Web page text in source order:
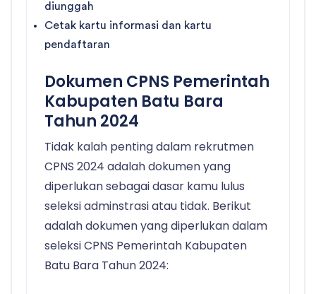
diunggah
Cetak kartu informasi dan kartu
pendaftaran
Dokumen CPNS Pemerintah
Kabupaten Batu Bara
Tahun 2024
Tidak kalah penting dalam rekrutmen
CPNS 2024 adalah dokumen yang
diperlukan sebagai dasar kamu lulus
seleksi adminstrasi atau tidak. Berikut
adalah dokumen yang diperlukan dalam
seleksi CPNS Pemerintah Kabupaten
Batu Bara Tahun 2024: